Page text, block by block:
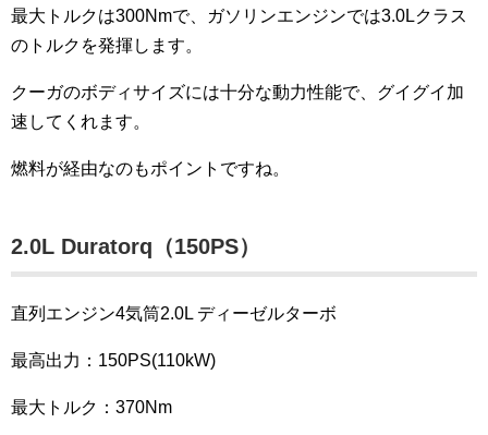
最大トルクは300Nmで、ガソリンエンジンでは3.0Lクラス
のトルクを発揮します。
クーガのボディサイズには十分な動力性能で、グイグイ加
速してくれます。
燃料が経由なのもポイントですね。
2.0L Duratorq（150PS）
直列エンジン4気筒2.0L ディーゼルターボ
最高出力：150PS(110kW)
最大トルク：370Nm